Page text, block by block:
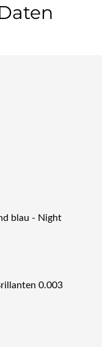
blau - Night
0.003